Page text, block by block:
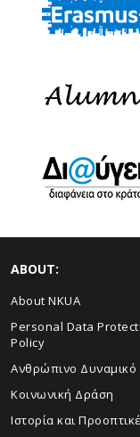
ABOUT:
About NKUA
Personal Data
Policy
Ανθρώπινο Δυναμικό
Κοινωνική Δράση
Ιστορία και